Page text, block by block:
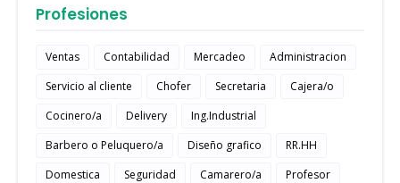
Profesiones
Ventas Contabilidad Mercadeo
Administracion
Servicio al cliente
Chofer Secretaria
Cajera/o
Cocinero/a
Delivery
Ing.Industrial
Barbero o Peluquero/a
Diseño grafico
RR.HH
Domestica
Seguridad Camarero/a
Profesor